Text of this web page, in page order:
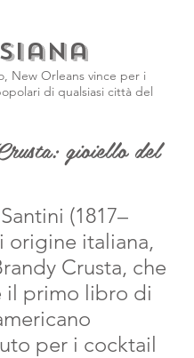
New Orleans vince per i
di qualsiasi città del
gioiello del
(1817–
origine italiana,
Crusta, che
il primo libro di
per i cocktail